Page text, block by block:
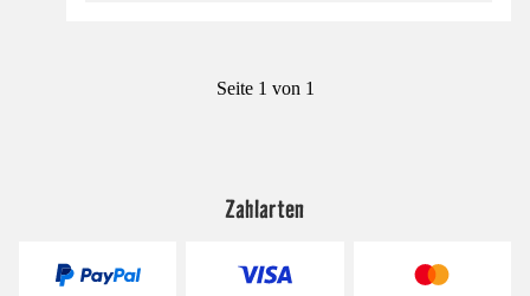
Seite 1 von 1
Zahlarten